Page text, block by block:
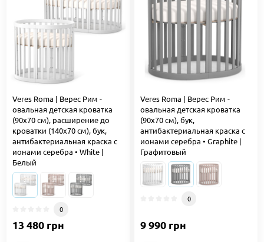
Veres Roma | Верес Рим -
овальная детская кроватка
(90x70 см), расширение до
кроватки (140x70 см), бук,
антибактериальная краска с
ионами серебра • White |
Белый
0
13 480 грн
Veres Roma | Верес Рим -
овальная детская кроватка
(90x70 см), бук,
антибактериальная краска с
ионами серебра • Graphite |
Графитовый
0
9 990 грн